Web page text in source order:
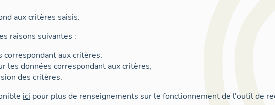
aux critères saisis.
raisons suivantes :
correspondant aux critères,
les données correspondant aux critères,
des critères.
ici pour plus de renseignements sur le fonctionnement de l'outil de